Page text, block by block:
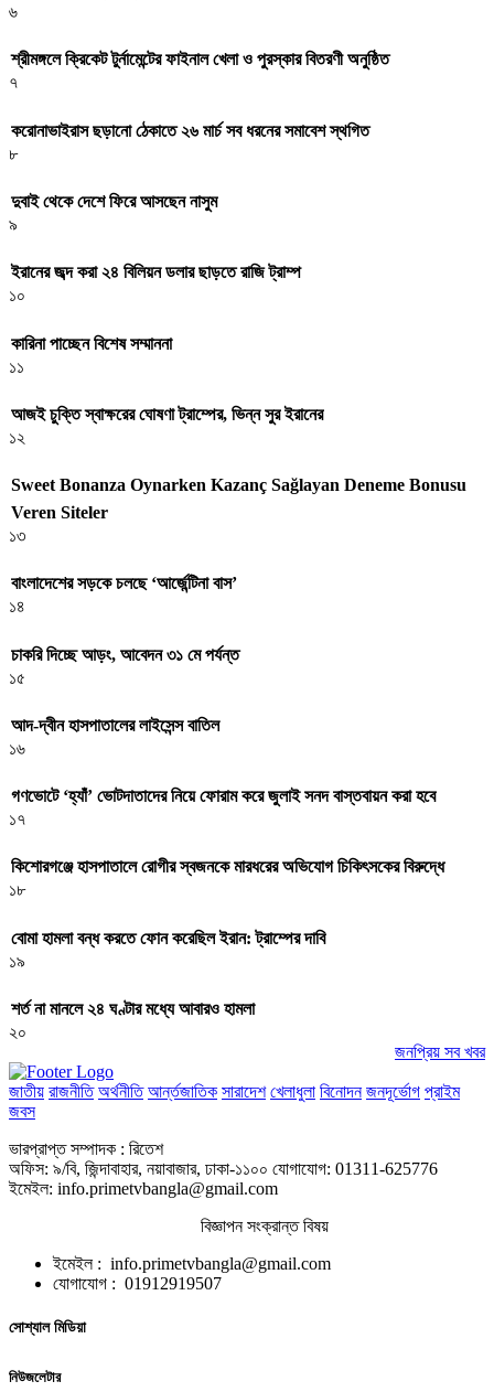
৬
শ্রীমঙ্গলে ক্রিকেট টুর্নামেন্টের ফাইনাল খেলা ও পুরস্কার বিতরণী অনুষ্ঠিত
৭
করোনাভাইরাস ছড়ানো ঠেকাতে ২৬ মার্চ সব ধরনের সমাবেশ স্থগিত
৮
দুবাই থেকে দেশে ফিরে আসছেন নাসুম
৯
ইরানের জব্দ করা ২৪ বিলিয়ন ডলার ছাড়তে রাজি ট্রাম্প
১০
কারিনা পাচ্ছেন বিশেষ সম্মাননা
১১
আজই চুক্তি স্বাক্ষরের ঘোষণা ট্রাম্পের, ভিন্ন সুর ইরানের
১২
Sweet Bonanza Oynarken Kazanç Sağlayan Deneme Bonusu
Veren Siteler
১৩
বাংলাদেশের সড়কে চলছে ‘আর্জেন্টিনা বাস’
১৪
চাকরি দিচ্ছে আড়ং, আবেদন ৩১ মে পর্যন্ত
১৫
আদ-দ্বীন হাসপাতালের লাইসেন্স বাতিল
১৬
গণভোটে ‘হ্যাঁ’ ভোটদাতাদের নিয়ে ফোরাম করে জুলাই সনদ বাস্তবায়ন করা হবে
১৭
কিশোরগঞ্জে হাসপাতালে রোগীর স্বজনকে মারধরের অভিযোগ চিকিৎসকের বিরুদ্ধে
১৮
বোমা হামলা বন্ধ করতে ফোন করেছিল ইরান: ট্রাম্পের দাবি
১৯
শর্ত না মানলে ২৪ ঘণ্টার মধ্যে আবারও হামলা
২০
জনপ্রিয় সব খবর
জাতীয় রাজনীতি অর্থনীতি আর্ন্তজাতিক সারাদেশ খেলাধুলা বিনোদন জনদূর্ভোগ প্রাইম
জবস
ভারপ্রাপ্ত সম্পাদক : রিতেশ
অফিস: ৯/বি, জিন্দাবাহার, নয়াবাজার, ঢাকা-১১০০ যোগাযোগ: 01311-625776
ইমেইল: info.primetvbangla@gmail.com
বিজ্ঞাপন সংক্রান্ত বিষয়
ইমেইল : info.primetvbangla@gmail.com
যোগাযোগ : 01912919507
সোশ্যাল মিডিয়া
নিউজলেটার